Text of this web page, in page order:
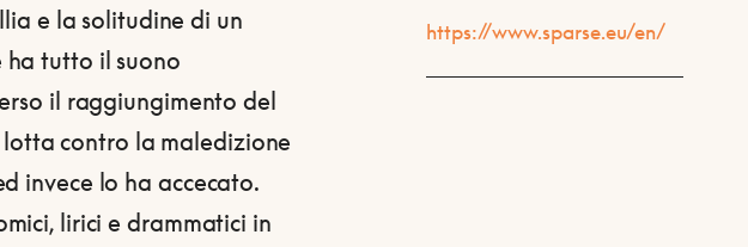
e la solitudine di un
ha tutto il suono
il raggiungimento del
contro la maledizione
invece lo ha accecato.
lirici e drammatici in
https://www.sparse.eu/en/